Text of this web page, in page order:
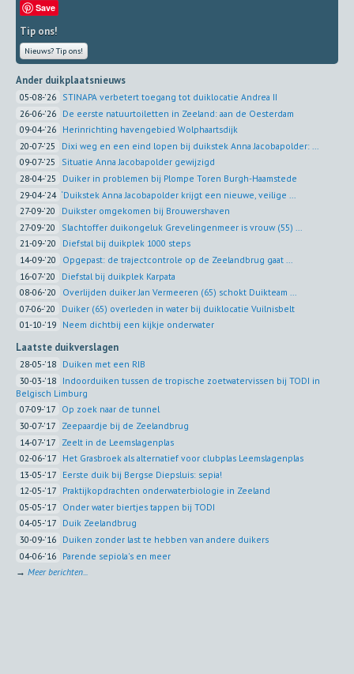
Save
Tip ons!
Nieuws? Tip ons!
Ander duikplaatsnieuws
05-08-'26 STINAPA verbetert toegang tot duiklocatie Andrea II
26-06-'26 De eerste natuurtoiletten in Zeeland: aan de Oesterdam
09-04-'26 Herinrichting havengebied Wolphaartsdijk
20-07-'25
Dixi weg en een eind lopen bij duikstek Anna Jacobapolder: ...
09-07-'25
Situatie Anna Jacobapolder gewijzigd
28-04-'25
Duiker in problemen bij Plompe Toren Burgh-Haamstede
29-04-'24 ‘Duikstek Anna Jacobapolder krijgt een nieuwe, veilige ...
27-09-'20
Duikster omgekomen bij Brouwershaven
27-09-'20
Slachtoffer duikongeluk Grevelingenmeer is vrouw (55) ...
21-09-'20
Diefstal bij duikplek 1000 steps
14-09-'20
Opgepast: de trajectcontrole op de Zeelandbrug gaat ...
16-07-'20
Diefstal bij duikplek Karpata
08-06-'20
Overlijden duiker Jan Vermeeren (65) schokt Duikteam ...
07-06-'20
Duiker (65) overleden in water bij duiklocatie Vuilnisbelt
01-10-'19 Neem dichtbij een kijkje onderwater
Laatste duikverslagen
28-05-'18 Duiken met een RIB
30-03-'18 Indoorduiken tussen de tropische zoetwatervissen bij TODI in
Belgisch Limburg
07-09-'17 Op zoek naar de tunnel
30-07-'17 Zeepaardje bij de Zeelandbrug
14-07-'17 Zeelt in de Leemslagenplas
02-06-'17 Het Grasbroek als alternatief voor clubplas Leemslagenplas
13-05-'17 Eerste duik bij Bergse Diepsluis: sepia!
12-05-'17 Praktijkopdrachten onderwaterbiologie in Zeeland
05-05-'17 Onder water biertjes tappen bij TODI
04-05-'17 Duik Zeelandbrug
30-09-'16 Duiken zonder last te hebben van andere duikers
04-06-'16 Parende sepiola's en meer
→ Meer berichten...